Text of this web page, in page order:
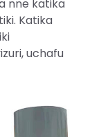
nne katika
Katika
uchafu